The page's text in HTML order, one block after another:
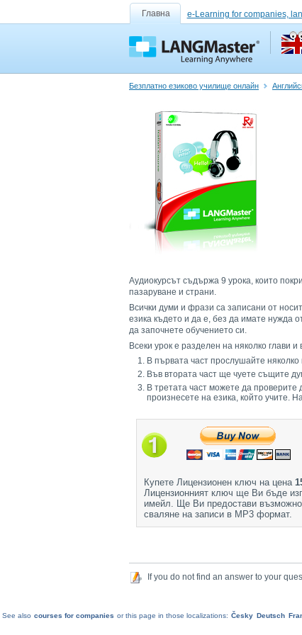
Главна e-Learning for companies,
Безплатно езиково училище онлайн
Аудиокурсът съдържа 9 урока, които
пазаруване и страни.
Всички думи и фрази са записани от
езика където и да е, без да имате нужда
да започнете обучението си.
Всеки урок е разделен на няколко глави
В първата част прослушайте
Във втората част ще чуете същите
В третата част можете да
произнесете на езика, който учите.
Купете Лицензионен ключ на цена
Лицензионният ключ ще Ви бъде
имейл. Ще Ви предостави
сваляне на записи в МР3 формат.
If you do not find an answer to your
See also courses for companies or this page in those localizations: Česky Deutsch